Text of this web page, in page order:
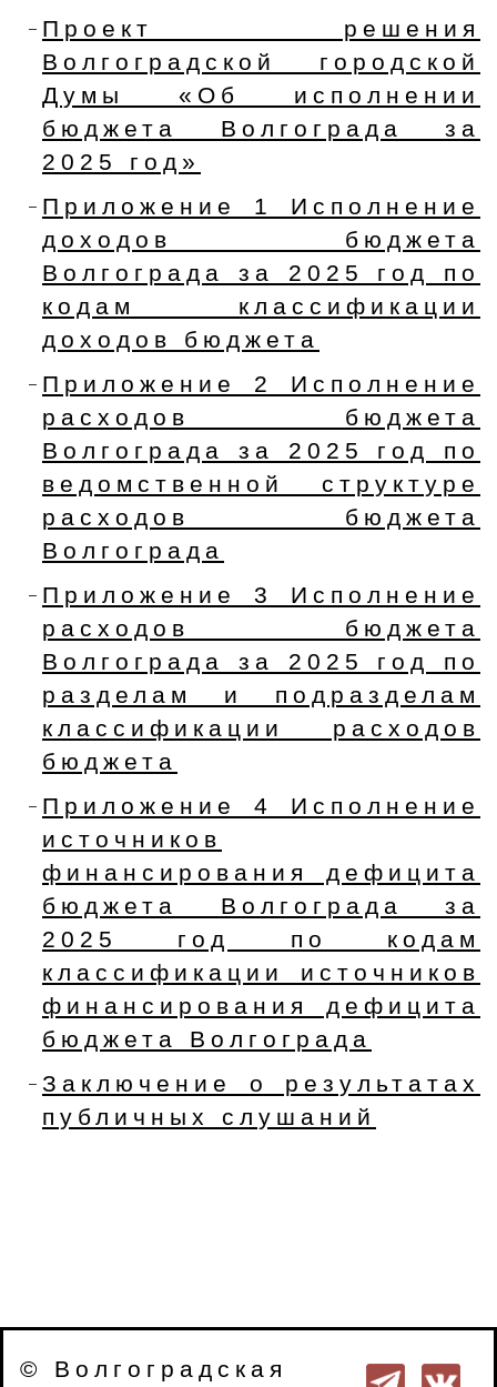
Проект решения
Волгоградской городской
Думы «Об исполнении
бюджета Волгограда за
2025 год»
Приложение 1 Исполнение
доходов бюджета
Волгограда за 2025 год по
кодам классификации
доходов бюджета
Приложение 2 Исполнение
расходов бюджета
Волгограда за 2025 год по
ведомственной структуре
расходов бюджета
Волгограда
Приложение 3 Исполнение
расходов бюджета
Волгограда за 2025 год по
разделам и подразделам
классификации расходов
бюджета
Приложение 4 Исполнение
источников
финансирования дефицита
бюджета Волгограда за
2025 год по кодам
классификации источников
финансирования дефицита
бюджета Волгограда
Заключение о результатах
публичных слушаний
© Волгоградская